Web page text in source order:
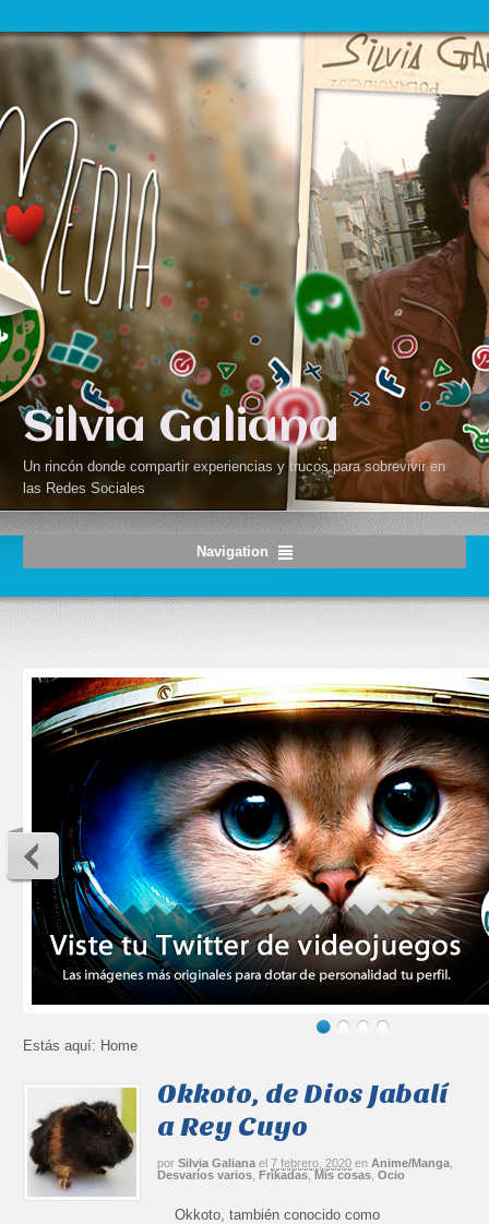
Silvia Galiana
Un rincón donde compartir experiencias y trucos para sobrevivir en
las Redes Sociales
Navigation
Estás aquí: Home
Okkoto, de Dios Jabalí
a Rey Cuyo
por Silvia Galiana el 7 febrero, 2020 en Anime/Manga
Desvaríos varios ,Frikadas, Mis cosas ,Ocio
Okkoto, también conocido como